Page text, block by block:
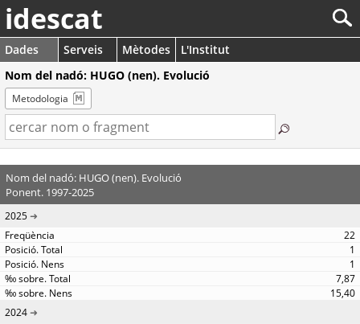
idescat
Dades Serveis Mètodes
L'Institut
Nom del nadó: HUGO (nen). Evolució
Metodologia
Nom del nadó: HUGO (nen). Evolució
Ponent. 1997-2025
2025
22
1
1
7,87
15,40
2024